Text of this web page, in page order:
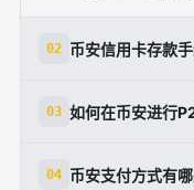
02 币安信用卡存款手
Visa/
动期间可享零
03 如何在币安进行
选支持银行卡
04 币安支付方式有哪